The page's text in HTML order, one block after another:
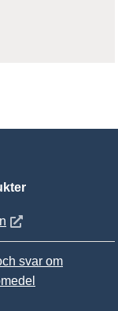
Öppnas i nytt fönster
svar om